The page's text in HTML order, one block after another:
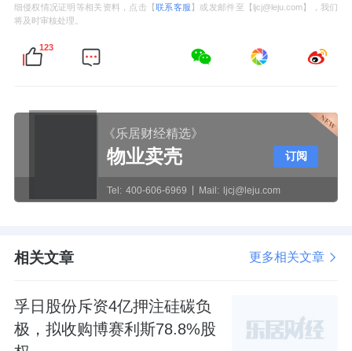
细侵权情况证明等相关资料，点击【联系客服 】或发邮件至【ljcj@leju.com】，我们
将及时审核处理。
123
《乐居财经精选》
物业卖壳
Tel: 400-606-6969 Mail: ljcj@leju.com
订阅
相关文章 更多相关文章
孚日股份斥资4亿押注硅碳负
极，拟收购博赛利斯78.8%股